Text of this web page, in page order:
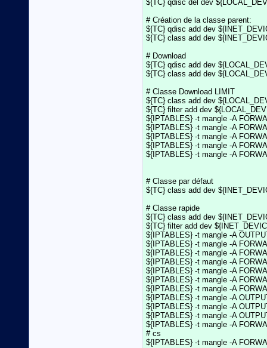
${TC} qdisc del dev
# Création de la classe parent:
${TC} qdisc add dev
${TC} class add dev
# Download
${TC} qdisc add dev
${TC} class add dev
# Classe Download LIMIT
${TC} class add dev
${TC} filter add dev
${IPTABLES} -t mangle -A
${IPTABLES} -t mangle -A
${IPTABLES} -t mangle -A
${IPTABLES} -t mangle -A
${IPTABLES} -t mangle -A
# Classe par défaut
${TC} class add dev
# Classe rapide
${TC} class add dev
${TC} filter add dev
${IPTABLES} -t mangle -A
${IPTABLES} -t mangle -A
${IPTABLES} -t mangle -A
${IPTABLES} -t mangle -A
${IPTABLES} -t mangle -A
${IPTABLES} -t mangle -A
${IPTABLES} -t mangle -A
${IPTABLES} -t mangle -A
${IPTABLES} -t mangle -A
${IPTABLES} -t mangle -A
${IPTABLES} -t mangle -A
# cs
${IPTABLES} -t mangle -A